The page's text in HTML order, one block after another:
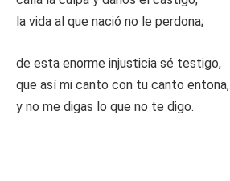
la vida al que nació no le perdona;
de esta enorme injusticia sé testigo,
que así mi canto con tu canto entona,
y no me digas lo que no te digo.